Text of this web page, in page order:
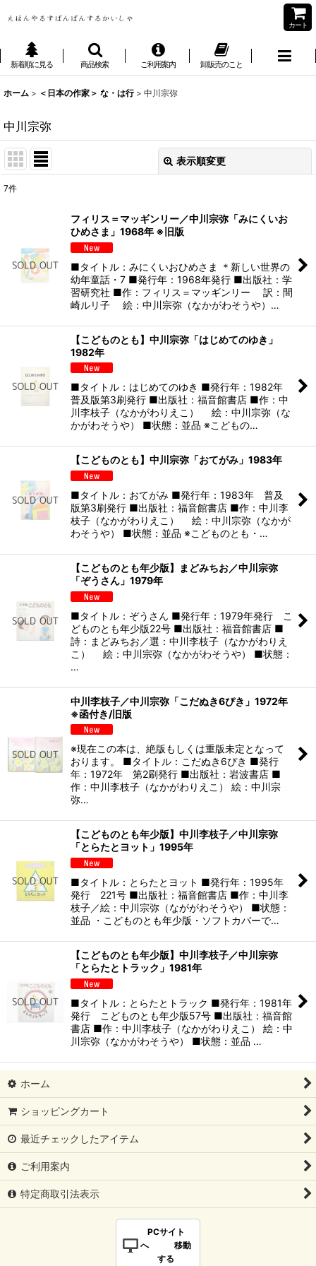
カート
新着順に見る 商品検索 ご利用案内 卸販売のこと
ホーム > ＜日本の作家＞ な・は行 > 中川宗弥
中川宗弥
表示順変更
絞り込む
7件
フィリス＝マッギンリー／中川宗弥「みにくいお
ひめさま」1968年 ※旧版
■タイトル：みにくいおひめさま ＊新しい世界の
幼年童話・7 ■発行年：1968年発行 ■出版社：学
習研究社 ■作：フィリス＝マッギンリー 訳：間
崎ルリ子 絵：中川宗弥（なかがわそうや）…
【こどものとも】中川宗弥「はじめてのゆき」
1982年
■タイトル：はじめてのゆき ■発行年：1982年
普及版第3刷発行 ■出版社：福音館書店 ■作：中
川李枝子（なかがわりえこ） 絵：中川宗弥（な
かがわそうや） ■状態：並品 ※こどもの…
【こどものとも】中川宗弥「おてがみ」1983年
■タイトル：おてがみ ■発行年：1983年 普及
版第3刷発行 ■出版社：福音館書店 ■作：中川李
枝子（なかがわりえこ） 絵：中川宗弥（なかが
わそうや） ■状態：並品 ※こどものとも・…
【こどものとも年少版】まどみちお／中川宗弥
「ぞうさん」1979年
■タイトル：ぞうさん ■発行年：1979年発行 こ
どものとも年少版22号 ■出版社：福音館書店 ■
詩：まどみちお／選：中川李枝子（なかがわりえ
こ） 絵：中川宗弥（なかがわそうや） ■状態：
…
中川李枝子／中川宗弥「こだぬき6ぴき」1972年
※函付き/旧版
※現在この本は、絶版もしくは重版未定となって
おります。 ■タイトル：こだぬき6ぴき ■発行
年：1972年 第2刷発行 ■出版社：岩波書店 ■
作：中川李枝子（なかがわりえこ） 絵：中川宗
弥…
【こどものとも年少版】中川李枝子／中川宗弥
「とらたとヨット」1995年
■タイトル：とらたとヨット ■発行年：1995年
発行 221号 ■出版社：福音館書店 ■作：中川李
枝子／絵：中川宗弥（なががわそうや） ■状態：
並品 ・こどものとも年少版・ソフトカバーで…
【こどものとも年少版】中川李枝子／中川宗弥
「とらたとトラック」1981年
■タイトル：とらたとトラック ■発行年：1981年
発行 こどものとも年少版57号 ■出版社：福音館
書店 ■作：中川李枝子（なかがわりえこ） 絵：中
川宗弥（なかがわそうや） ■状態：並品 …
ホーム
ショッピングカート
最近チェックしたアイテム
ご利用案内
特定商取引法表示
PCサイト
へ 移動
する